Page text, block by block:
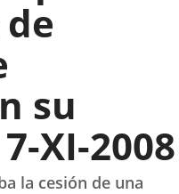
su
XI-2008
la cesión de una